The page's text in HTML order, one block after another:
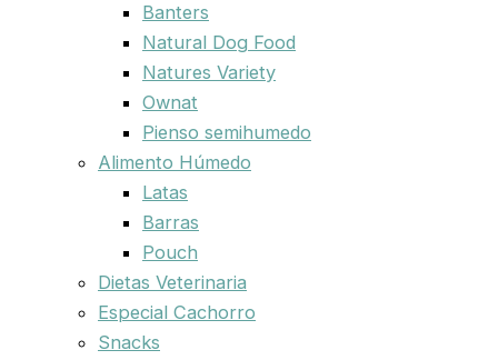
Banters
Natural Dog Food
Natures Variety
Ownat
Pienso semihumedo
Alimento Húmedo
Latas
Barras
Pouch
Dietas Veterinaria
Especial Cachorro
Snacks